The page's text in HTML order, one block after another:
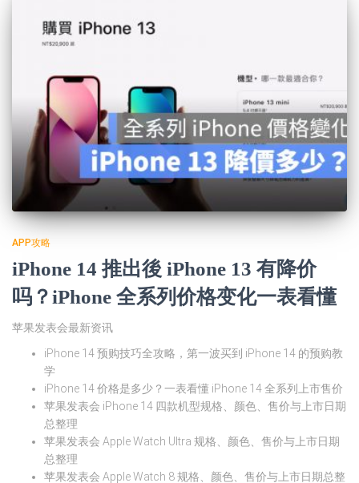
APP攻略
iPhone 14 推出後 iPhone 13 有降价
吗？iPhone 全系列价格变化一表看懂
苹果发表会最新资讯
iPhone 14 预购技巧全攻略，第一波买到 iPhone 14 的预购教
学
iPhone 14 价格是多少？一表看懂 iPhone 14 全系列上市售价
苹果发表会 iPhone 14 四款机型规格、颜色、售价与上市日期
总整理
苹果发表会 Apple Watch Ultra 规格、颜色、售价与上市日期
总整理
苹果发表会 Apple Watch 8 规格、颜色、售价与上市日期总整